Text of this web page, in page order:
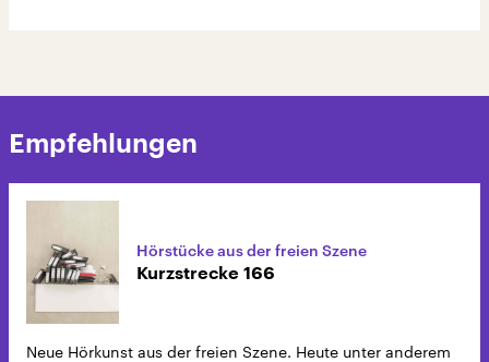
Empfehlungen
Hörstücke aus der freien Szene
Kurzstrecke 166
Neue Hörkunst aus der freien Szene. Heute unter anderem